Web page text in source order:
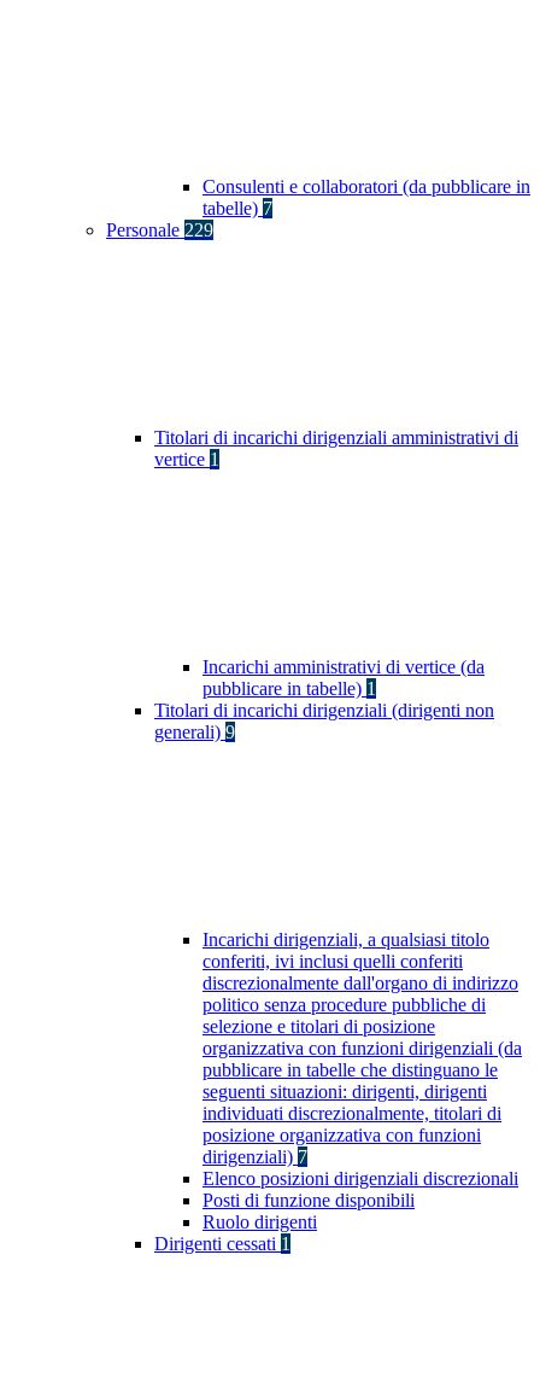
Consulenti e collaboratori (da pubblicare in
tabelle) 7
Personale 229
Titolari di incarichi dirigenziali amministrativi di
vertice 1
Incarichi amministrativi di vertice (da
pubblicare in tabelle) 1
Titolari di incarichi dirigenziali (dirigenti non
generali) 9
Incarichi dirigenziali, a qualsiasi titolo
conferiti, ivi inclusi quelli conferiti
discrezionalmente dall'organo di indirizzo
politico senza procedure pubbliche di
selezione e titolari di posizione
organizzativa con funzioni dirigenziali (da
pubblicare in tabelle che distinguano le
seguenti situazioni: dirigenti, dirigenti
individuati discrezionalmente, titolari di
posizione organizzativa con funzioni
dirigenziali) 7
Elenco posizioni dirigenziali discrezionali
Posti di funzione disponibili
Ruolo dirigenti
Dirigenti cessati 1